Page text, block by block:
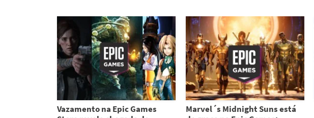
Vazamento na Epic Games
Marvel´s Midnight Suns está